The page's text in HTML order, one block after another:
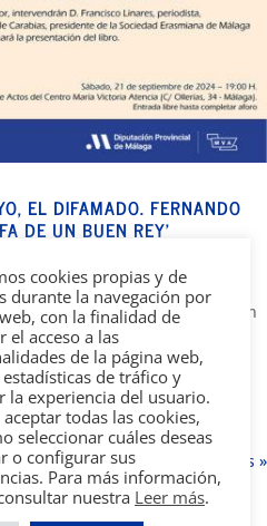
EL DIFAMADO. FERNANDO
DE UN BUEN REY’
del Pino, periodista y escritor,
apócrifa de un buen
D. Francisco Linares,
presidente de la
Next Entries »
cookies propias y de
durante la navegación por
con la finalidad de
el acceso a las
de la página web,
de tráfico y
la experiencia del usuario.
aceptar todas las cookies,
seleccionar cuáles deseas
o configurar sus
Para más información,
nuestra Leer más.